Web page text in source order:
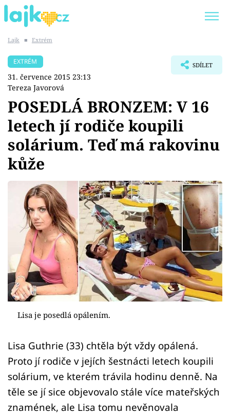
SHOPAHOLICADEL
Témata
Showbyznys
Youtubeři
Virály
Sex a vztahy
Videa
Sledujte prima+
Přihlášení
Sledujte nás
Lajk ■ Extrém
EXTRÉM
31. července 2015 23:13
Tereza Javorová
SDÍLET
POSEDLÁ BRONZEM: V 16
letech jí rodiče koupili
solárium. Teď má rakovinu
kůže
Lisa je posedlá opálením.
Lisa Guthrie (33) chtěla být vždy opálená.
Proto jí rodiče v jejích šestnácti letech koupili
solárium, ve kterém trávila hodinu denně. Na
těle se jí sice objevovalo stále více mateřských
znamének, ale Lisa tomu nevěnovala